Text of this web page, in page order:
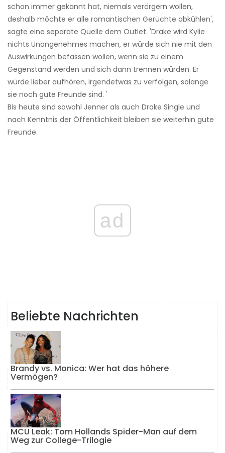
schon immer gekannt hat, niemals verärgern wollen,
deshalb möchte er alle romantischen Gerüchte abkühlen',
sagte eine separate Quelle dem Outlet. 'Drake wird Kylie
nichts Unangenehmes machen, er würde sich nie mit den
Auswirkungen befassen wollen, wenn sie zu einem
Gegenstand werden und sich dann trennen würden. Er
würde lieber aufhören, irgendetwas zu verfolgen, solange
sie noch gute Freunde sind. '
Bis heute sind sowohl Jenner als auch Drake Single und
nach Kenntnis der Öffentlichkeit bleiben sie weiterhin gute
Freunde.
ad
Beliebte Nachrichten
Brandy vs. Monica: Wer hat das höhere
Vermögen?
MCU Leak: Tom Hollands Spider-Man auf dem
Weg zur College-Trilogie